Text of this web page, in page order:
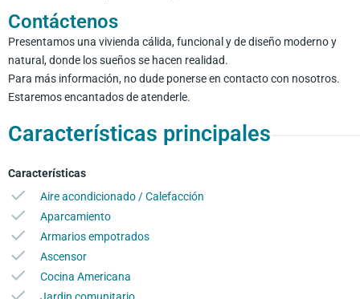
Contáctenos
Presentamos una vivienda cálida, funcional y de diseño moderno y
natural, donde los sueños se hacen realidad.
Para más información, no dude ponerse en contacto con nosotros.
Estaremos encantados de atenderle.
Características principales
Características
Aire acondicionado / Calefacción
Aparcamiento
Armarios empotrados
Ascensor
Cocina Americana